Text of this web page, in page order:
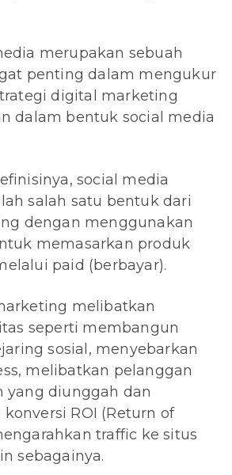
merupakan sebuah
penting dalam mengukur
digital marketing
dalam bentuk social media
social media
salah satu bentuk dari
dengan menggunakan
memasarkan produk
paid (berbayar).
melibatkan
seperti membangun
sosial, menyebarkan
melibatkan pelanggan
yang diunggah dan
ROI (Return of
traffic ke situs
sebagainya.